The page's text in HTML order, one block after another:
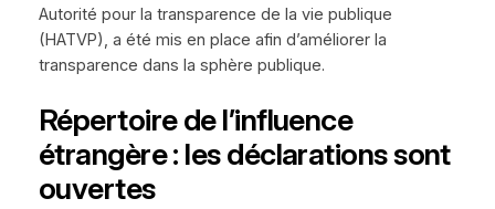
Autorité pour la transparence de la vie publique
(HATVP), a été mis en place afin d’améliorer la
transparence dans la sphère publique.
Répertoire de l’influence
étrangère : les déclarations sont
ouvertes